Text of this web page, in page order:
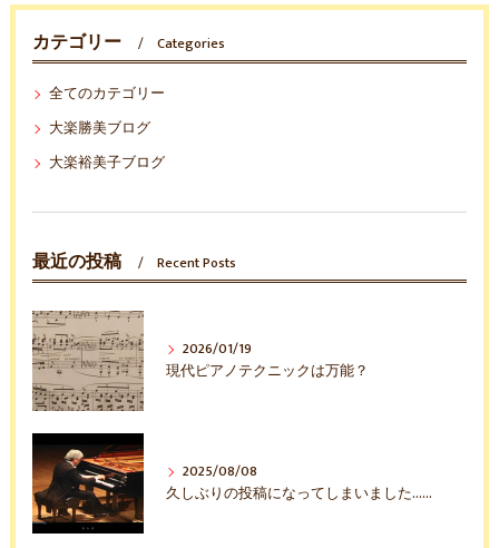
カテゴリー Categories
全てのカテゴリー
大楽勝美ブログ
大楽裕美子ブログ
最近の投稿 Recent Posts
2026/01/19
現代ピアノテクニックは万能？
2025/08/08
久しぶりの投稿になってしまいました……